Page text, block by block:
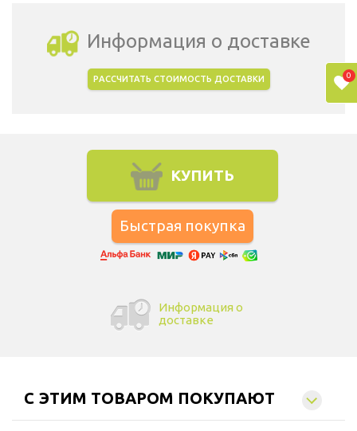
Информация о доставке
РАССЧИТАТЬ СТОИМОСТЬ ДОСТАВКИ
КУПИТЬ
Информация о
доставке
C ЭТИМ ТОВАРОМ ПОКУПАЮТ
0